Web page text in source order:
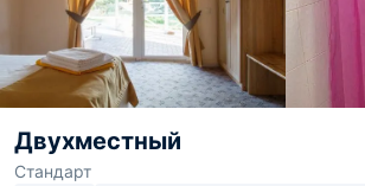
Двухместный
Стандарт